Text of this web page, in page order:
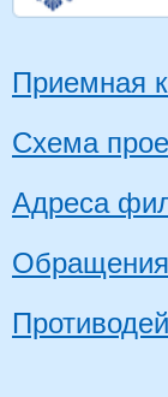
Приемная
Схема
Адреса